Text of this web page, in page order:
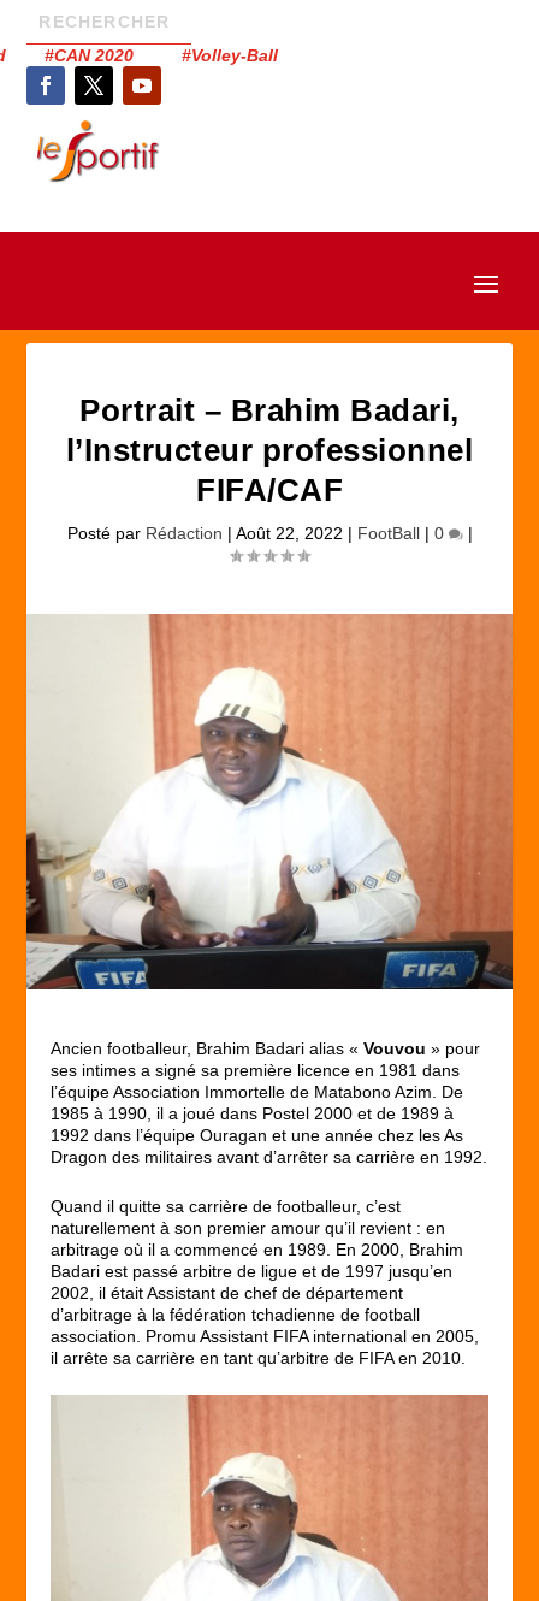
#CAN 2020 #Volley-Ball
Portrait – Brahim Badari,
l’Instructeur professionnel
FIFA/CAF
Posté par Rédaction | Août 22, 2022 | FootBall| 0 |
Ancien footballeur, Brahim Badari alias «Vouvou » pour
ses intimes a signé sa première licence en 1981 dans
l’équipe Association Immortelle de Matabono Azim. De
1985 à 1990, il a joué dans Postel 2000 et de 1989 à
1992 dans l’équipe Ouragan et une année chez les As
Dragon des militaires avant d’arrêter sa carrière en 1992.
Quand il quitte sa carrière de footballeur, c’est
naturellement à son premier amour qu’il revient : en
arbitrage où il a commencé en 1989. En 2000, Brahim
Badari est passé arbitre de ligue et de 1997 jusqu’en
2002, il était Assistant de chef de département
d’arbitrage à la fédération tchadienne de football
association. Promu Assistant FIFA international en 2005,
il arrête sa carrière en tant qu’arbitre de FIFA en 2010.